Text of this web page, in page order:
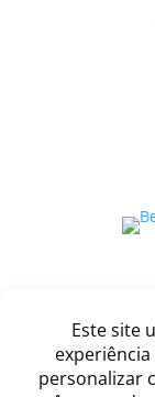
Waar